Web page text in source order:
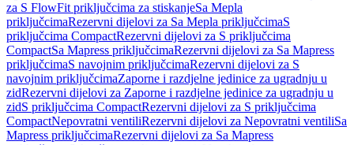
za S FlowFit priključcima za stiskanjeSa Mepla
priključcimaRezervni dijelovi za Sa Mepla priključcimaS
priključcima CompactRezervni dijelovi za S priključcima
CompactSa Mapress priključcimaRezervni dijelovi za Sa Mapress
priključcimaS navojnim priključcimaRezervni dijelovi za S
navojnim priključcimaZaporne i razdjelne jedinice za ugradnju u
zidRezervni dijelovi za Zaporne i razdjelne jedinice za ugradnju u
zidS priključcima CompactRezervni dijelovi za S priključcima
CompactNepovratni ventiliRezervni dijelovi za Nepovratni ventiliSa
Mapress priključcimaRezervni dijelovi za Sa Mapress